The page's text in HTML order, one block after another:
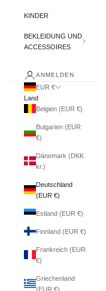
KINDER
BEKLEIDUNG UND
ACCESSOIRES
ANMELDEN
EUR €
Land
Belgien (EUR €)
Bulgarien (EUR
€)
Dänemark (DKK
kr.)
Deutschland
(EUR €)
Estland (EUR €)
Finnland (EUR €)
Frankreich (EUR
€)
Griechenland
(EUR €)